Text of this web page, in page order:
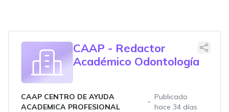
CAAP - Redactor
Académico Odontología
CAAP CENTRO DE AYUDA
ACADEMICA PROFESIONAL
Publicado
hace 34 días